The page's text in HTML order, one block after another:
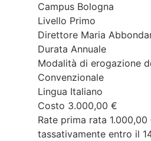
Campus Bologna
Livello Primo
Direttore Maria
Durata Annuale
Modalità di erogazione
Convenzionale
Lingua Italiano
Costo 3.000,00 €
Rate prima rata
tassativamente entro il